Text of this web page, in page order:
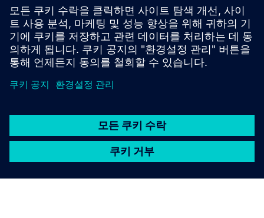
고객문의